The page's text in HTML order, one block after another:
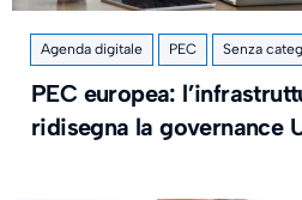
Agenda digitale PEC Senza
PEC europea:
ridisegna la governance